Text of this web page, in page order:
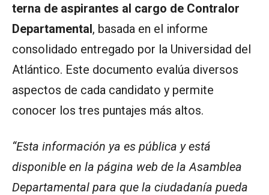
terna de aspirantes al cargo de Contralor
Departamental, basada en el informe
consolidado entregado por la Universidad del
Atlántico. Este documento evalúa diversos
aspectos de cada candidato y permite
conocer los tres puntajes más altos.
“Esta información ya es pública y está
disponible en la página web de la Asamblea
Departamental para que la ciudadanía pueda